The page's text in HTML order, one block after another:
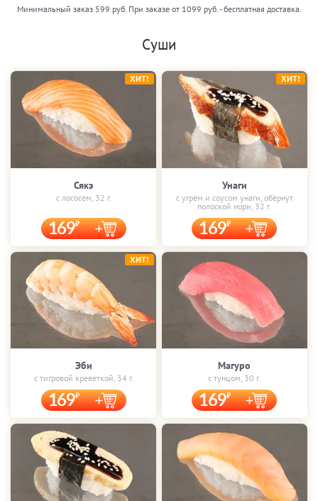
Минимальный заказ 599 руб. При заказе от 1099 руб. - бесплатная доставка.
Суши
Сякэ
с лососем, 32 г.
169
ХИТ!
Унаги
с угрём и соусом унаги, обёрнут
полоской нори, 32 г.
169
ХИТ!
Эби
с тигровой креветкой, 34 г.
169
ХИТ!
Магуро
с тунцом, 30 г.
169